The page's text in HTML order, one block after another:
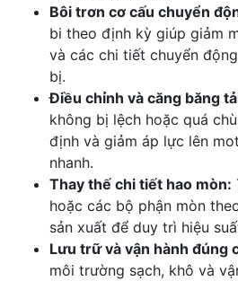
Bôi trơn cơ cấu chuyển
bi theo định kỳ giúp giảm
và các chi tiết chuyển
bị.
Điều chỉnh và căng băng
không bị lệch hoặc quá
định và giảm áp lực lên
nhanh.
Thay thế chi tiết hao mòn:
hoặc các bộ phận mòn
sản xuất để duy trì hiệu
Lưu trữ và vận hành đúng
môi trường sạch, khô và